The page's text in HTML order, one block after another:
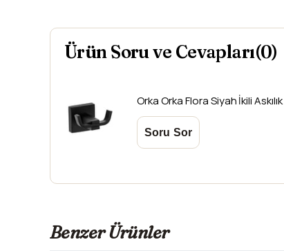
Ürün Soru ve Cevapları(0)
OrkaOrka Flora Siyah İkili Askılık
Benzer Ürünler